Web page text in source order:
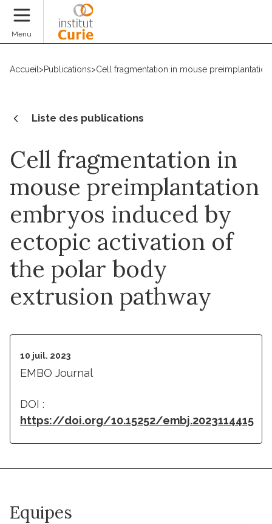
Menu
Accueil >Publications>Cell fragmentation in mouse
Liste des publications
Cell fragmentation in
mouse preimplantation
embryos induced by
ectopic activation of
the polar body
extrusion pathway
10 juil. 2023
EMBO Journal
DOI :
https://doi.org/10.15252/embj.2023114415
Equipes